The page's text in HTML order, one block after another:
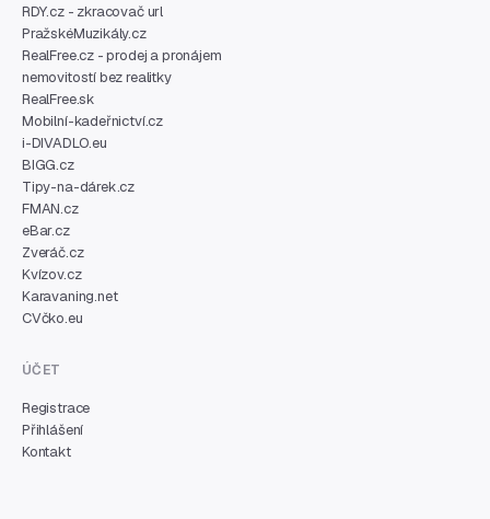
RDY.cz - zkracovač url
PražskéMuzikály.cz
RealFree.cz - prodej a pronájem
nemovitostí bez realitky
RealFree.sk
Mobilní-kadeřnictví.cz
i-DIVADLO.eu
BIGG.cz
Tipy-na-dárek.cz
FMAN.cz
eBar.cz
Zveráč.cz
Kvízov.cz
Karavaning.net
CVčko.eu
ÚČET
Registrace
Přihlášení
Kontakt